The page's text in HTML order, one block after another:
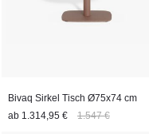
Bivaq Sirkel Tisch Ø75x74 cm
ab 1.314,95 € 1.547 €